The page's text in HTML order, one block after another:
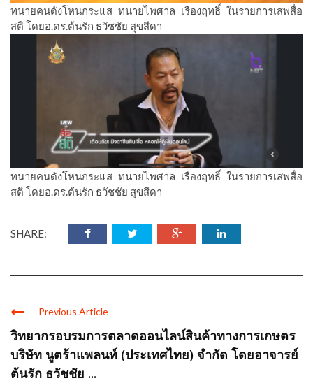
ทนายคนดังโหนกระแส ทนายไพศาล เรืองฤทธิ์ ในรายการเสพสื่อ
สติ โดยอ.ดร.ต้นรัก ธวัชชัย สุขสีดา
ทนายคนดังโหนกระแส ทนายไพศาล เรืองฤทธิ์ ในรายการเสพสื่อ
สติ โดยอ.ดร.ต้นรัก ธวัชชัย สุขสีดา
SHARE:
Previous Article
วิทยากรอบรมการตลาดออนไลน์สินค้าทางการเกษตร
บริษัท นูตร้าแพลนท์ (ประเทศไทย) จำกัด โดยอาจารย์
ต้นรัก ธวัชชัย ...